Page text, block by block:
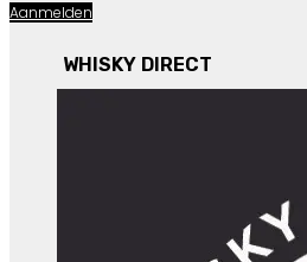
Aanmelden
WHISKY DIRECT